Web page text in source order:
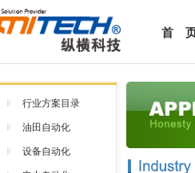
首
行业方案目录
油田自动化
设备自动化